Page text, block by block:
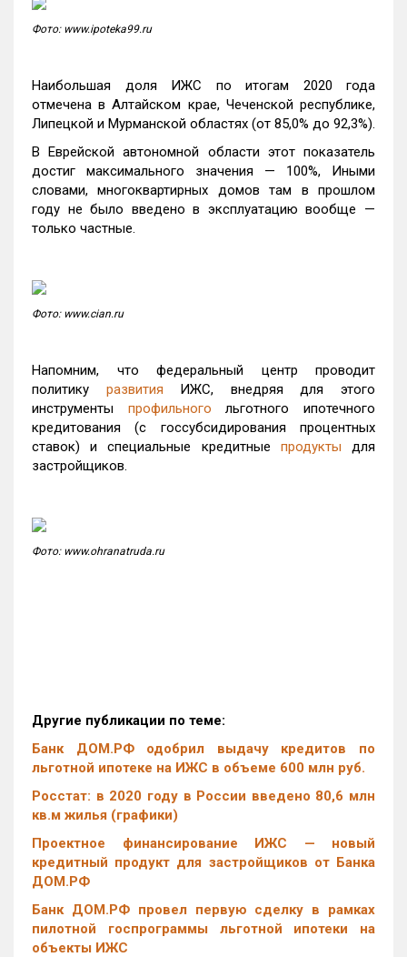
Фото: www.ipoteka99.ru
Наибольшая доля ИЖС по итогам 2020 года
отмечена в Алтайском крае, Чеченской республике,
Липецкой и Мурманской областях (от 85,0% до 92,3%).
В Еврейской автономной области этот показатель
достиг максимального значения — 100%, Иными
словами, многоквартирных домов там в прошлом
году не было введено в эксплуатацию вообще —
только частные.
Фото: www.cian.ru
Напомним, что федеральный центр проводит
политику развития ИЖС, внедряя для этого
инструменты профильного льготного ипотечного
кредитования (с госсубсидирования процентных
ставок) и специальные кредитные продукты для
застройщиков.
Фото: www.ohranatruda.ru
Другие публикации по теме:
Банк ДОМ.РФ одобрил выдачу кредитов по
льготной ипотеке на ИЖС в объеме 600 млн руб.
Росстат: в 2020 году в России введено 80,6 млн
кв.м жилья (графики)
Проектное финансирование ИЖС — новый
кредитный продукт для застройщиков от Банка
ДОМ.РФ
Банк ДОМ.РФ провел первую сделку в рамках
пилотной госпрограммы льготной ипотеки на
объекты ИЖС